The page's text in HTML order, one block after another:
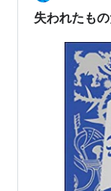
失われたも